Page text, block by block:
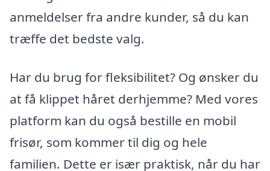
anmeldelser fra andre kunder, så du kan
træffe det bedste valg.
Har du brug for fleksibilitet? Og ønsker du
at få klippet håret derhjemme? Med vores
platform kan du også bestille en mobil
frisør, som kommer til dig og hele
familien. Dette er især praktisk, når du har